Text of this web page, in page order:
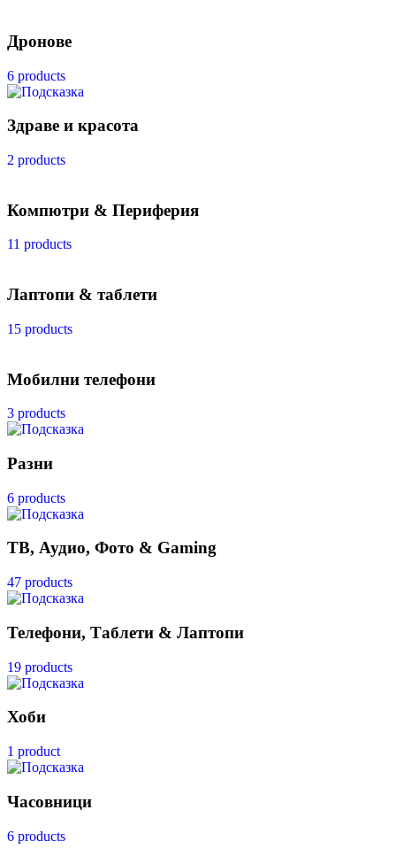
Дронове
6 products
Здраве и красота
2 products
Компютри & Периферия
11 products
Лаптопи & таблети
15 products
Мобилни телефони
3 products
Разни
6 products
ТВ, Аудио, Фото & Gaming
47 products
Телефони, Таблети & Лаптопи
19 products
Хоби
1 product
Часовници
6 products